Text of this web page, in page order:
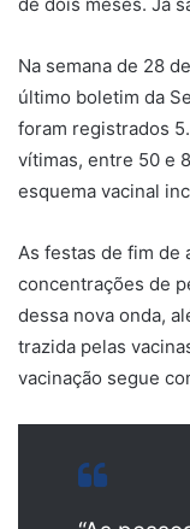
Na semana de 28
último boletim da
foram registrados
vítimas, entre 50 e
esquema vacinal
As festas de fim de
concentrações de
dessa nova onda,
trazida pelas
vacinação segue